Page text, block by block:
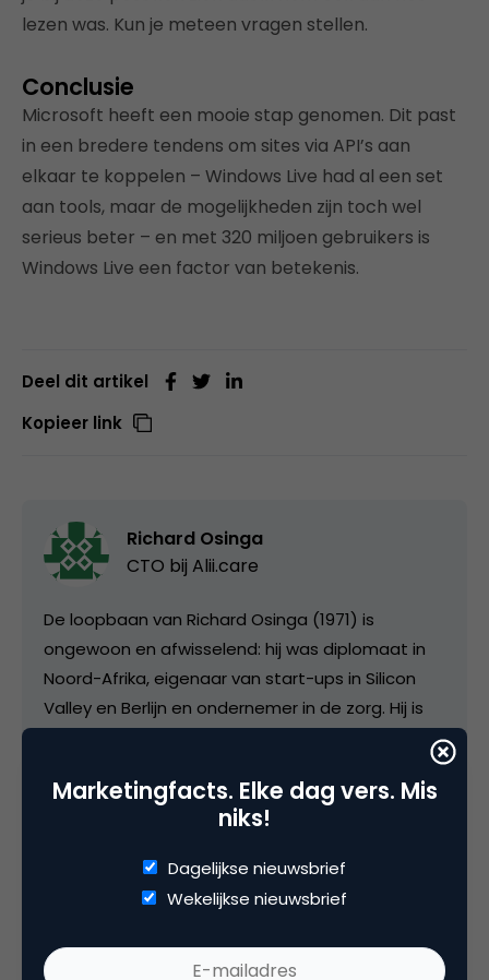
lezen was. Kun je meteen vragen stellen.
Conclusie
Microsoft heeft een mooie stap genomen. Dit past
in een bredere tendens om sites via API’s aan
elkaar te koppelen – Windows Live had al een set
aan tools, maar de mogelijkheden zijn toch wel
serieus beter – en met 320 miljoen gebruikers is
Windows Live een factor van betekenis.
Deel dit artikel
Kopieer link
Richard Osinga
CTO bij Alii.care
De loopbaan van Richard Osinga (1971) is
ongewoon en afwisselend: hij was diplomaat in
Noord-Afrika, eigenaar van start-ups in Silicon
Valley en Berlijn en ondernemer in de zorg. Hij is
oprichter van world66.com, triposo, was lange tijd
de mede oprichters van Alii.care, een platform
voor medisch specialisten om protocollen op
een betere manier up to date te houden.
Categorie
Marketingfacts. Elke dag vers. Mis
niks!
Dagelijkse nieuwsbrief
Wekelijkse nieuwsbrief